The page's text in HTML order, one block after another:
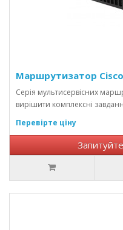
Маршрутизатор Cisco
Серія мультисервісних
вирішити комплексні
Перевірте ціну